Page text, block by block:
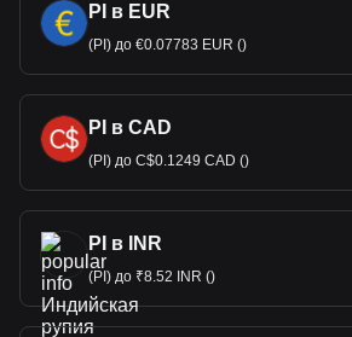
PI в EUR
(PI) до €0.07783 EUR ()
PI в CAD
(PI) до C$0.1249 CAD ()
PI в INR
(PI) до ₹8.52 INR ()